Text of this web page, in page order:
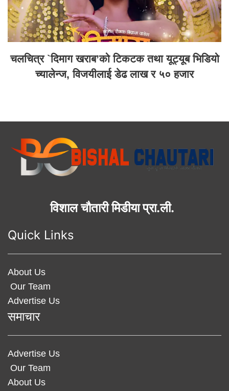
चलचित्र `दिमाग खराब’को टिकटक तथा यूट्यूब भिडियो
च्यालेन्ज, विजयीलाई डेढ लाख र ५० हजार
विशाल चौतारी मिडीया प्रा.ली.
Quick Links
About Us
Our Team
Advertise Us
समाचार
Advertise Us
Our Team
About Us